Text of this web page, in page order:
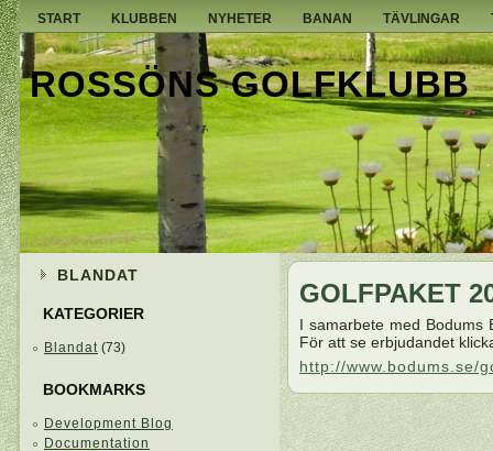
START KLUBBEN NYHETER BANAN TÄVLINGAR
ROSSÖNS GOLFKLUBB
BLANDAT
KATEGORIER
Blandat (73)
BOOKMARKS
Development Blog
Documentation
GOLFPAKET
I samarbete med Bodums
För att se erbjudandet
http://www.bodums.se/